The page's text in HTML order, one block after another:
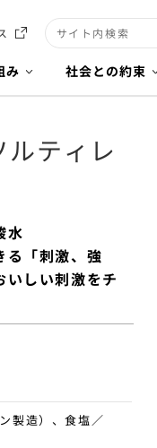
検索キーワード入力
み 社会との約束
ティレ
水
る「刺激、強
いしい刺激をチ
製造）、食塩／